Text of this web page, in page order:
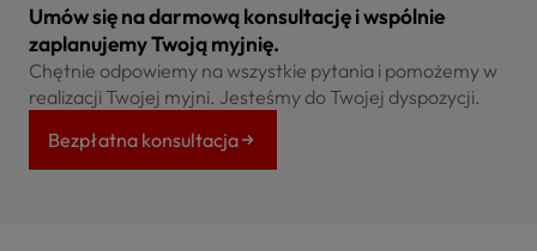
Umów się na darmową konsultację i wspólnie
zaplanujemy Twoją myjnię.
Chętnie odpowiemy na wszystkie pytania i pomożemy w
realizacji Twojej myjni. Jesteśmy do Twojej dyspozycji.
Bezpłatna konsultacja